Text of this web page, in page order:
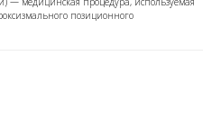
позиционного